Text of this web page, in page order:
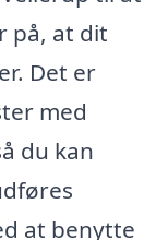
på, at dit
Det er
med
du kan
at benytte